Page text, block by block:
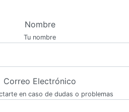
Nombre
Tu nombre
Correo Electrónico
en caso de dudas o problemas